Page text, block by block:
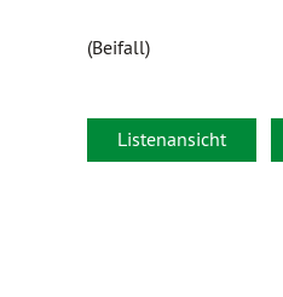
(Beifall)
Listenansicht